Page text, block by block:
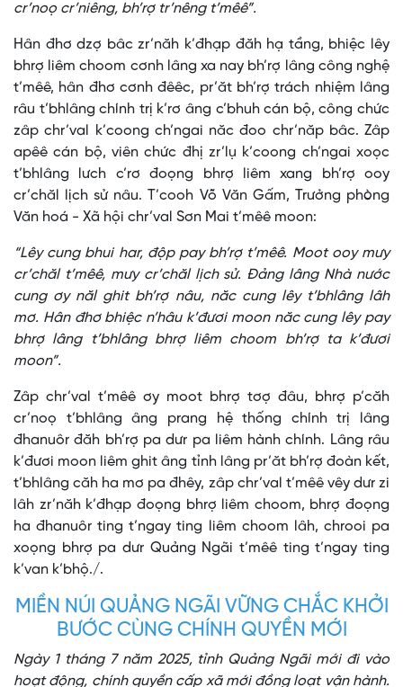
cr’noọ cr’niêng, bh’rợ tr’nêng t’mêê”.
Hân đhơ dzợ bâc zr’năh k’đhạp đăh hạ tầng, bhiệc lêy
bhrợ liêm choom cơnh lâng xa nay bh’rợ lâng công nghệ
t’mêê, hân đhơ cơnh đêêc, pr’ăt bh’rợ trách nhiệm lâng
râu t’bhlâng chính trị k’rơ âng c’bhuh cán bộ, công chức
zâp chr’val k’coong ch’ngai năc đoo chr’năp bâc. Zâp
apêê cán bộ, viên chức đhị zr’lụ k’coong ch’ngai xoọc
t’bhlâng lưch c’rơ đoọng bhrợ liêm xang bh’rợ ooy
cr’chăl lịch sử nâu. T’cooh Võ Văn Gấm, Trưởng phòng
Văn hoá - Xã hội chr’val Sơn Mai t’mêê moon:
“Lêy cung bhui har, độp pay bh’rợ t’mêê. Moot ooy mưy
cr’chăl t’mêê, mưy cr’chăl lịch sử. Đảng lâng Nhà nước
cung ơy năl ghit bh’rợ nâu, năc cung lêy t’bhlâng lâh
mơ. Hân đhơ bhiệc n’hâu k’đươi moon năc cung lêy pay
bhrợ lâng t’bhlâng bhrợ liêm choom bh’rợ ta k’đươi
moon”.
Zâp chr’val t’mêê ơy moot bhrợ tơợ đâu, bhrợ p’căh
cr’noọ t’bhlâng âng prang hệ thống chính trị lâng
đhanuôr đăh bh’rợ pa dưr pa liêm hành chính. Lâng râu
k’đươi moon liêm ghit âng tỉnh lâng pr’ăt bh’rợ đoàn kết,
t’bhlâng căh ha mơ pa đhêy, zâp chr’val t’mêê vêy dưr zi
lâh zr’năh k’đhạp đoọng bhrợ liêm choom, bhrợ đoọng
ha đhanuôr ting t’ngay ting liêm choom lâh, chrooi pa
xoọng bhrợ pa dưr Quảng Ngãi t’mêê ting t’ngay ting
k’van k’bhộ./.
MIỀN NÚI QUẢNG NGÃI VỮNG CHẮC KHỞI
BƯỚC CÙNG CHÍNH QUYỀN MỚI
Ngày 1 tháng 7 năm 2025, tỉnh Quảng Ngãi mới đi vào
hoạt động, chính quyền cấp xã mới đồng loạt vận hành.